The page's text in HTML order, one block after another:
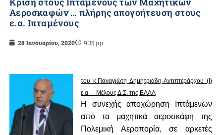
Αεροσκαφών … πλήρης απογοήτευση στους
ε.α. Ιπταμένους
28 Ιανουαρίου, 2020 9:35 μμ
του κ.Παναγιώτη Δημητριάδη-Αντιπτεράρχου (Ι)
ε.α. – Μέλους Δ.Σ. της ΕΑΑΑ
Η συνεχής αποχώρηση Ιπτάμενων
από τα μαχητικά αεροσκάφη της
Πολεμική Αεροπορία, σε αρκετές